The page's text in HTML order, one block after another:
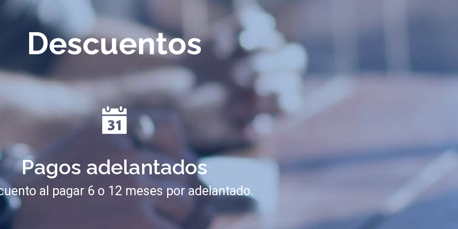
Descuentos
Pagos adelantados
al pagar 6 o 12 meses por adelantado.